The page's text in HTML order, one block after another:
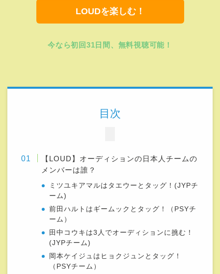
LOUDを楽しむ！
今なら初回31日間、無料視聴可能！
目次
【LOUD】オーディションの日本人チームの
メンバーは誰？
ミツユキアマルはタエウーとタッグ！(JYPチ
ーム)
前田ハルトはギームックとタッグ！（PSYチ
ーム）
田中コウキは3人でオーディションに挑む！
(JYPチーム)
岡本ケイジュはヒョクジュンとタッグ！
（PSYチーム）